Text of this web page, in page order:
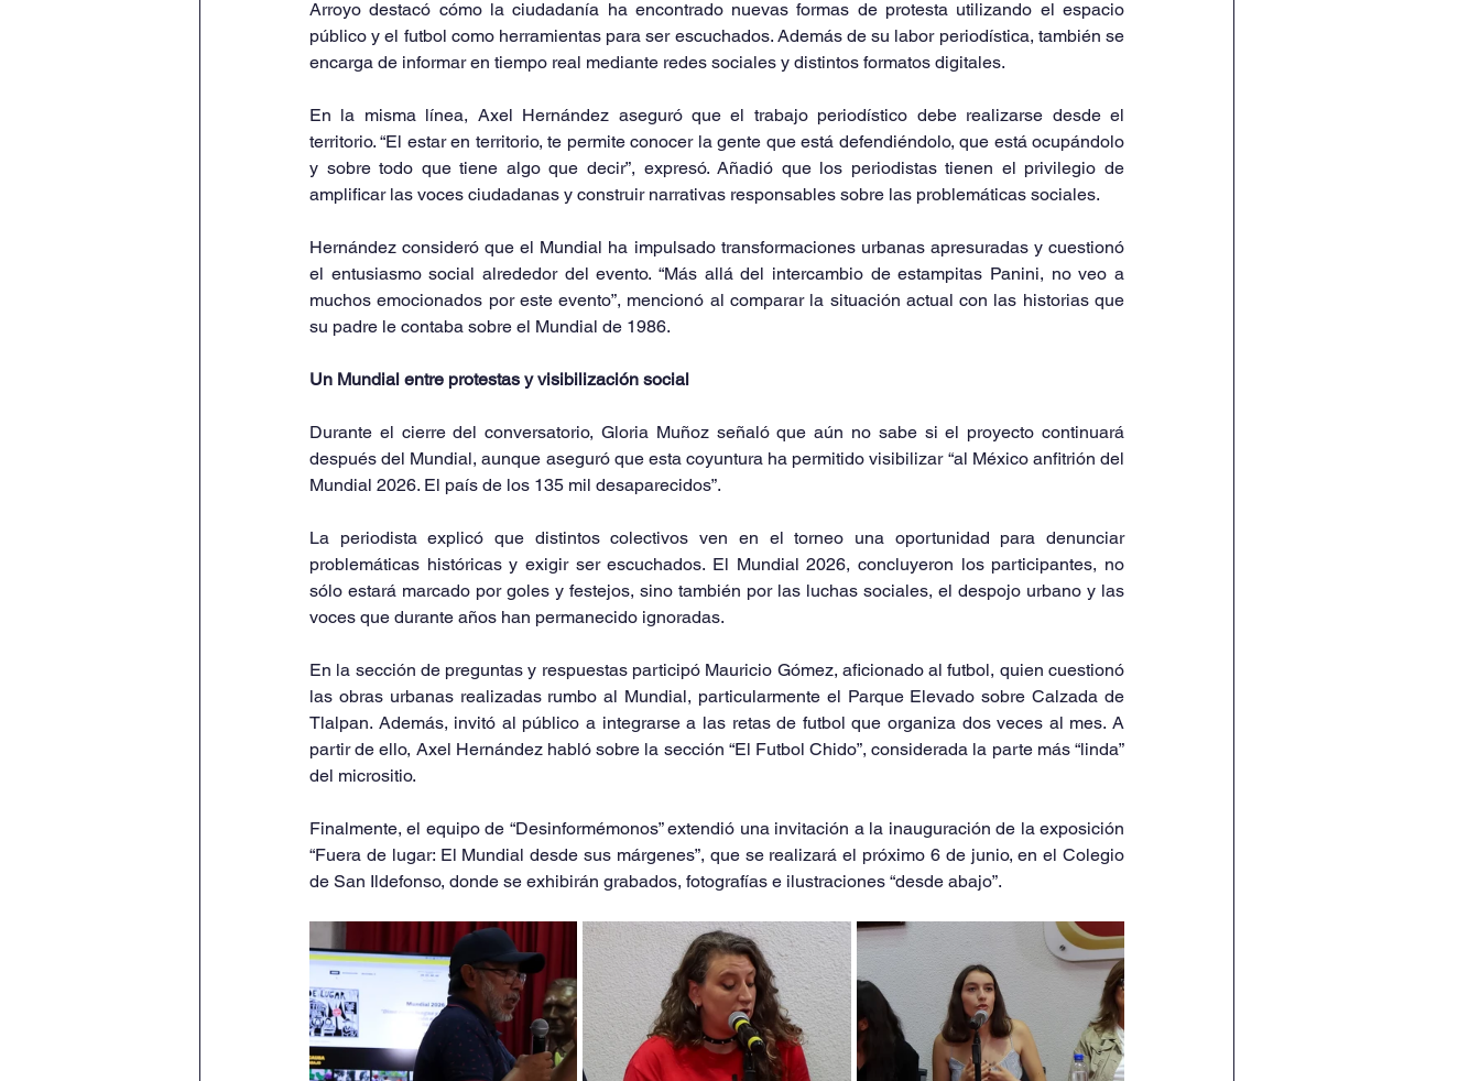
Arroyo destacó cómo la ciudadanía ha encontrado nuevas formas de protesta utilizando el espacio
público y el futbol como herramientas para ser escuchados. Además de su labor periodística, también se
encarga de informar en tiempo real mediante redes sociales y distintos formatos digitales.
En la misma línea, Axel Hernández aseguró que el trabajo periodístico debe realizarse desde el
territorio. “El estar en territorio, te permite conocer la gente que está defendiéndolo, que está ocupándolo
y sobre todo que tiene algo que decir”, expresó. Añadió que los periodistas tienen el privilegio de
amplificar las voces ciudadanas y construir narrativas responsables sobre las problemáticas sociales.
Hernández consideró que el Mundial ha impulsado transformaciones urbanas apresuradas y cuestionó
el entusiasmo social alrededor del evento. “Más allá del intercambio de estampitas Panini, no veo a
muchos emocionados por este evento”, mencionó al comparar la situación actual con las historias que
su padre le contaba sobre el Mundial de 1986.
Un Mundial entre protestas y visibilización social
Durante el cierre del conversatorio, Gloria Muñoz señaló que aún no sabe si el proyecto continuará
después del Mundial, aunque aseguró que esta coyuntura ha permitido visibilizar “al México anfitrión del
Mundial 2026. El país de los 135 mil desaparecidos”.
La periodista explicó que distintos colectivos ven en el torneo una oportunidad para denunciar
problemáticas históricas y exigir ser escuchados. El Mundial 2026, concluyeron los participantes, no
sólo estará marcado por goles y festejos, sino también por las luchas sociales, el despojo urbano y las
voces que durante años han permanecido ignoradas.
En la sección de preguntas y respuestas participó Mauricio Gómez, aficionado al futbol, quien cuestionó
las obras urbanas realizadas rumbo al Mundial, particularmente el Parque Elevado sobre Calzada de
Tlalpan. Además, invitó al público a integrarse a las retas de futbol que organiza dos veces al mes. A
partir de ello, Axel Hernández habló sobre la sección “El Futbol Chido”, considerada la parte más “linda”
del micrositio.
Finalmente, el equipo de “Desinformémonos” extendió una invitación a la inauguración de la exposición
“Fuera de lugar: El Mundial desde sus márgenes”, que se realizará el próximo 6 de junio, en el Colegio
de San Ildefonso, donde se exhibirán grabados, fotografías e ilustraciones “desde abajo”.